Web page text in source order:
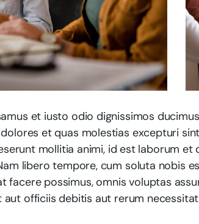
et iusto odio dignissimos
et quas molestias excepturi
mollitia animi, id est laborum
libero tempore, cum soluta nobis
facere possimus, omnis voluptas
officiis debitis aut rerum